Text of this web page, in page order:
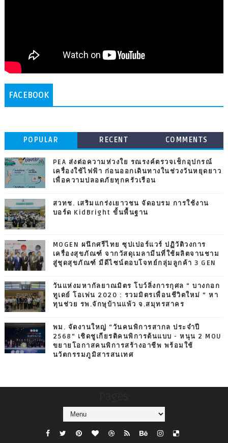
FACEBOOK
POPULAR RECENT COMMENTS
PEA ส่งต่อความห่วงใย รณรงค์ตรวจเช็กอุปกรณ์
เครื่องใช้ไฟฟ้า ก่อนออกเดินทางในช่วงวันหยุดยาว
เพื่อความปลอดภัยทุกครัวเรือน
สวทช. เสริมแกร่งเยาวชน จัดอบรม การใช้งาน
บอร์ด KidBright ขั้นพื้นฐาน
MOGEN ผนึกศรีไทย ซุปเปอร์แวร์ ปฏิวัติวงการ
เครื่องสุขภัณฑ์ จากวัสดุเมลามีนที่ใช้ผลิตจานชาม
สู่ชุดสุขภัณฑ์ มีดีไซน์ตอบโจทย์กลุ่มลูกค้า 3 GEN
วันแห่งมหากัลยาณมิตร โบว์ลิ่งการกุศล “ บางกอก
ทูเดย์ โอเพ่น 2020 : รวมมิตรเพื่อนชีวิตใหม่ ” หา
ทุนช่วย รพ.จักษุบ้านแพ้ว จ.สมุทรสาคร
พม. จัดงานใหญ่ “วันคนพิการสากล ประจำปี
2568” เชิดชูเกียรติคนพิการต้นแบบ - หนุน 2 MOU
ขยายโอกาสคนพิการสร้างอาชีพ พร้อมใช้
นวัตกรรมภูมิสารสนเทศ